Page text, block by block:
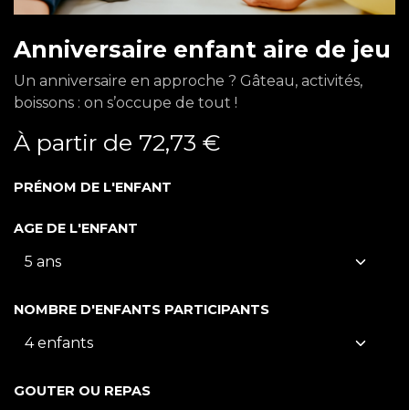
Anniversaire enfant aire de jeu
Un anniversaire en approche ? Gâteau, activités,
boissons : on s’occupe de tout !
À partir de 72,73 €
PRÉNOM DE L'ENFANT
AGE DE L'ENFANT
NOMBRE D'ENFANTS PARTICIPANTS
GOUTER OU REPAS